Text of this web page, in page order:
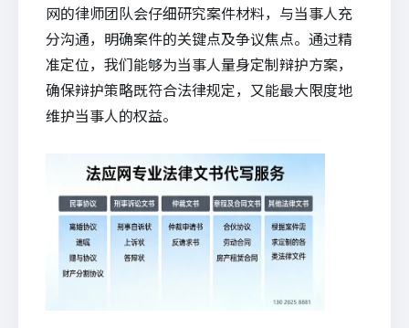
网的律师团队会仔细研究案件材料，与当事人充
分沟通，明确案件的关键点及争议焦点。通过精
准定位，我们能够为当事人量身定制辩护方案，
确保辩护策略既符合法律规定，又能最大限度地
维护当事人的权益。